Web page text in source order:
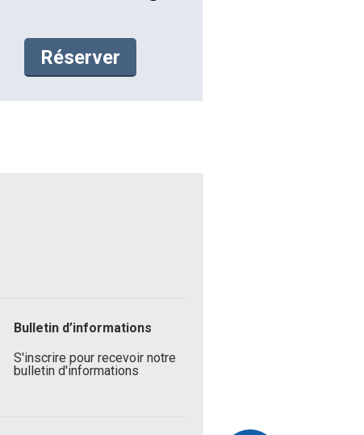
Réserver
Bulletin d’informations
S'inscrire pour recevoir notre
bulletin d'informations